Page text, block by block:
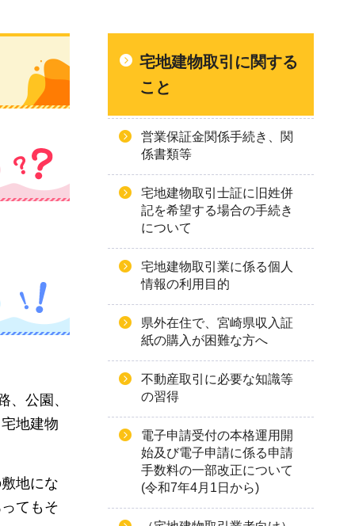
、公園、
地建物
地にな
てもそ
宅地建物取引に関する
こと
営業保証金関係手続き、関
係書類等
宅地建物取引士証に旧姓併
記を希望する場合の手続き
について
宅地建物取引業に係る個人
情報の利用目的
県外在住で、宮崎県収入証
紙の購入が困難な方へ
不動産取引に必要な知識等
の習得
電子申請受付の本格運用開
始及び電子申請に係る申請
手数料の一部改正について
(令和7年4月1日から)